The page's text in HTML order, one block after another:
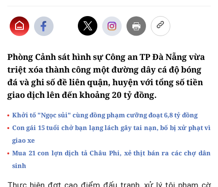
Phòng Cảnh sát hình sự Công an TP Đà Nẵng vừa
triệt xóa thành công một đường dây cá độ bóng
đá và ghi số đề liên quận, huyện với tổng số tiền
giao dịch lên đến khoảng 20 tỷ đồng.
Khởi tố "Ngọc sủi" cùng đồng phạm cưỡng đoạt 6,8 tỷ đồng
Con gái 15 tuổi chở bạn lạng lách gây tai nạn, bố bị xử phạt vì
giao xe
Mua 21 con lợn dịch tả Châu Phi, xẻ thịt bán ra các chợ dân
sinh
Thực hiện đợt cao điểm đấu tranh, xử lý tội phạm cờ